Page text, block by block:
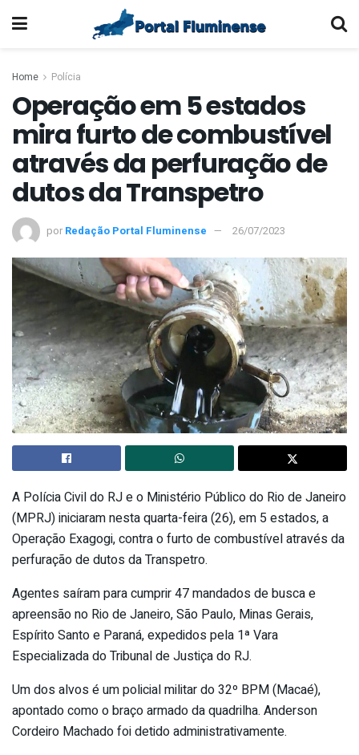
Home Polícia
Operação em 5 estados
mira furto de combustível
através da perfuração de
dutos da Transpetro
por Redação Portal Fluminense 26/07/2023
A Polícia Civil do RJ e o Ministério Público do Rio de Janeiro
(MPRJ) iniciaram nesta quarta-feira (26), em 5 estados, a
Operação Exagogi, contra o furto de combustível através da
perfuração de dutos da Transpetro.
Agentes saíram para cumprir 47 mandados de busca e
apreensão no Rio de Janeiro, São Paulo, Minas Gerais,
Espírito Santo e Paraná, expedidos pela 1ª Vara
Especializada do Tribunal de Justiça do RJ.
Um dos alvos é um policial militar do 32º BPM (Macaé),
apontado como o braço armado da quadrilha. Anderson
Cordeiro Machado foi detido administrativamente.